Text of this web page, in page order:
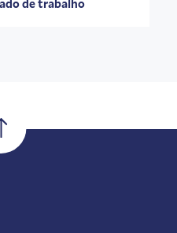
de trabalho